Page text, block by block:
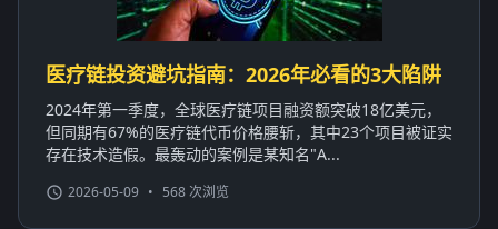
医疗链投资避坑指南：2026年必看的3大陷阱
2024年第一季度，全球医疗链项目融资额突破18亿美元，
但同期有67%的医疗链代币价格腰斩，其中23个项目被证实
存在技术造假。最轰动的案例是某知名"A...
2026-05-09 • 568 次浏览